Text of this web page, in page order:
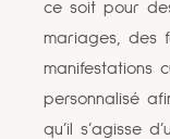
ce soit pour
mariages, des
manifestations
personnalisé
qu’il s’agisse